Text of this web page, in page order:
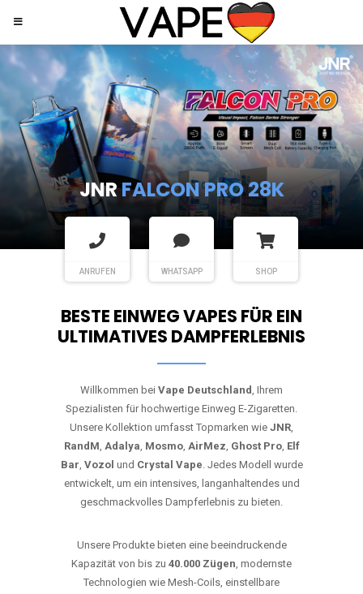
JNRSHISHA HOOKAH MAX
ANRUFEN WHATSAPP SHOP
BESTE EINWEG VAPES FÜR EIN
ULTIMATIVES DAMPFERLEBNIS
Willkommen bei Vape Deutschland, Ihrem
Spezialisten für hochwertige Einweg E-Zigaretten.
Unsere Kollektion umfasst Topmarken wie JNR,
RandM, Adalya, Mosmo, AirMez, Ghost Pro, Elf
Bar, Vozol und Crystal Vape. Jedes Modell wurde
entwickelt, um ein intensives, langanhaltendes und
geschmackvolles Dampferlebnis zu bieten.
Unsere Produkte bieten eine beeindruckende
Kapazität von bis zu 40.000 Zügen, modernste
Technologien wie Mesh-Coils, einstellbare